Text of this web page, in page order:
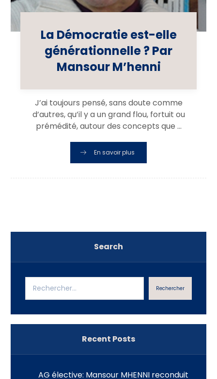
La Démocratie est-elle
générationnelle ? Par
Mansour M’henni
J’ai toujours pensé, sans doute comme
d’autres, qu’il y a un grand flou, fortuit ou
prémédité, autour des concepts que ...
En savoir plus
Search
Rechercher
Recent Posts
AG élective: Mansour MHENNI reconduit